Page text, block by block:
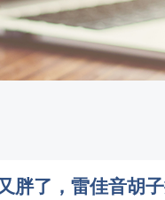
胖了，雷佳音胡